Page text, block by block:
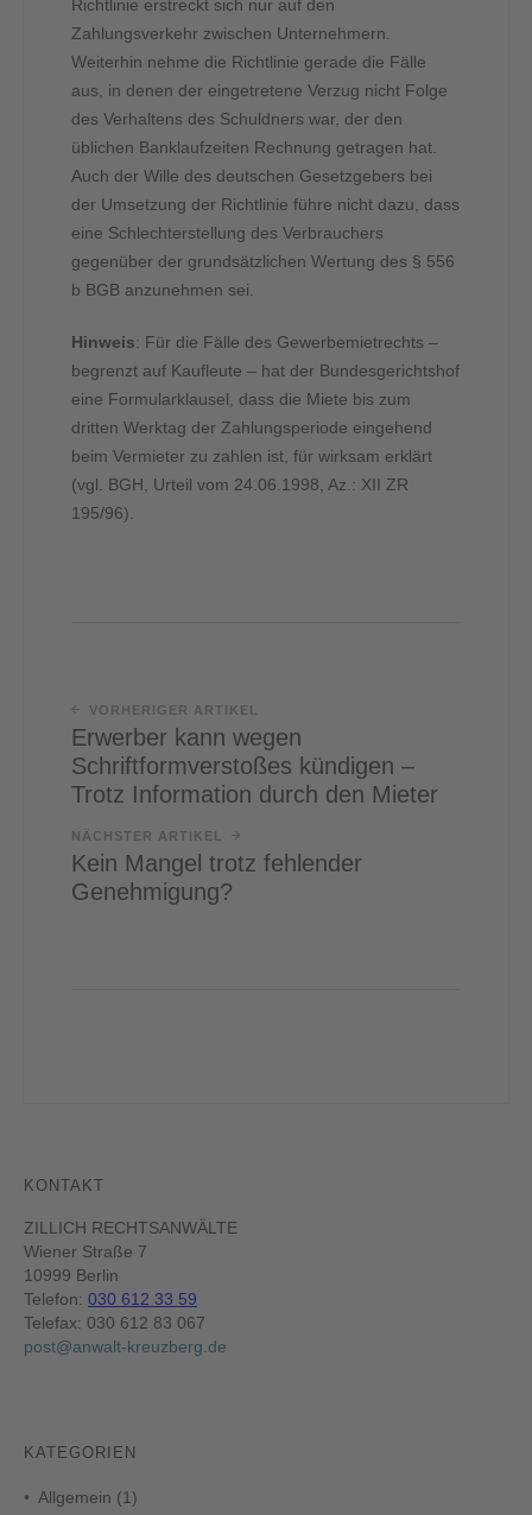
Richtlinie erstreckt sich nur auf den
Zahlungsverkehr zwischen Unternehmern.
Weiterhin nehme die Richtlinie gerade die Fälle
aus, in denen der eingetretene Verzug nicht Folge
des Verhaltens des Schuldners war, der den
üblichen Banklaufzeiten Rechnung getragen hat.
Auch der Wille des deutschen Gesetzgebers bei
der Umsetzung der Richtlinie führe nicht dazu, dass
eine Schlechterstellung des Verbrauchers
gegenüber der grundsätzlichen Wertung des § 556
b BGB anzunehmen sei.
Hinweis: Für die Fälle des Gewerbemietrechts –
begrenzt auf Kaufleute – hat der Bundesgerichtshof
eine Formularklausel, dass die Miete bis zum
dritten Werktag der Zahlungsperiode eingehend
beim Vermieter zu zahlen ist, für wirksam erklärt
(vgl. BGH, Urteil vom 24.06.1998, Az.: XII ZR
195/96).
VORHERIGER ARTIKEL
Erwerber kann wegen
Schriftformverstoßes kündigen –
Trotz Information durch den Mieter
NÄCHSTER ARTIKEL
Kein Mangel trotz fehlender
Genehmigung?
KONTAKT
ZILLICH RECHTSANWÄLTE
Wiener Straße 7
10999 Berlin
Telefon: 030 612 33 59
Telefax: 030 612 83 067
post@anwalt-kreuzberg.de
KATEGORIEN
Allgemein (1)